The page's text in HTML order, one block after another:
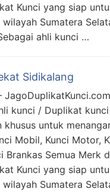
Kunci yang siap
Sumatera
ahli kunci …
Sidikalang
kunci / Duplikat
khusus untuk
Mobil, Kunci Motor,
Brankas Semua Merk
Kunci yang siap
Sumatera